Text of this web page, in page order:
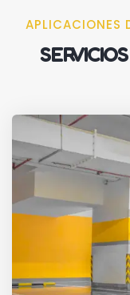
APLICACIONES